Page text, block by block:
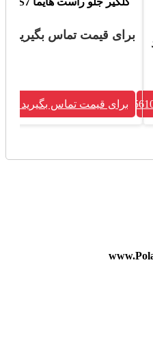
برای قیمت تماس بگیرید
برای قیمت تماس بگیرید 09120755610